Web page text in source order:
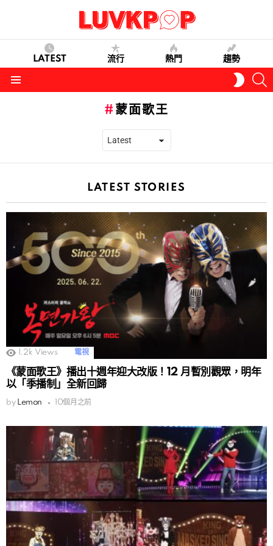
LATEST 流行 熱門 趨勢
SKIN
蒙面歌王
LATEST STORIES
1.2k Views 電視
《蒙面歌王》播出十週年迎大改版！12 月暫別觀眾，明年
以「季播制」全新回歸
by Lemon 10個月之前